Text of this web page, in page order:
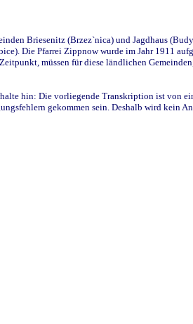
Briesenitz (Brzez`nica) und Jagdhaus
Die Pfarrei Zippnow wurde im Jahr 1911
müssen für diese ländlichen
hin: Die vorliegende Transkription ist von
gekommen sein. Deshalb wird kein